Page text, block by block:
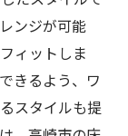
ンジが可能
ィットしま
きるよう、ワ
スタイルも提